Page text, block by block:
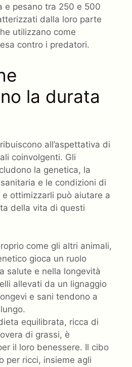
e pesano tra 250 e 500
dalla loro parte
utilizzano come
contro i predatori.
la durata
all’aspettativa di
coinvolgenti. Gli
la genetica, la
e le condizioni di
ottimizzarli può aiutare a
della vita di questi
come gli altri animali,
gioca un ruolo
salute e nella longevità
allevati da un lignaggio
e sani tendono a
equilibrata, ricca di
di grassi, è
il loro benessere. Il cibo
per ricci, insieme agli